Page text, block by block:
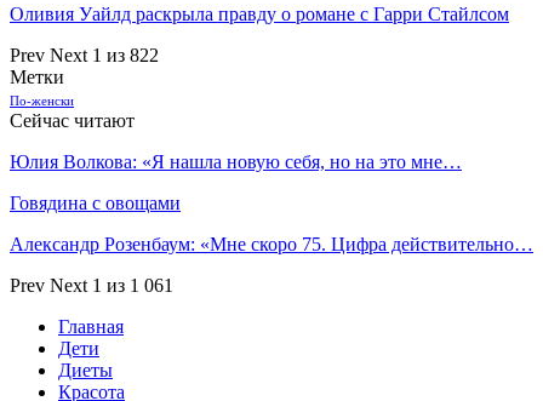
Оливия Уайлд раскрыла правду о романе с Гарри Стайлсом
Prev Next 1 из 822
Метки
По-женски
Сейчас читают
Юлия Волкова: «Я нашла новую себя, но на это мне…
Говядина с овощами
Александр Розенбаум: «Мне скоро 75. Цифра действительно…
Prev Next 1 из 1 061
Главная
Дети
Диеты
Красота